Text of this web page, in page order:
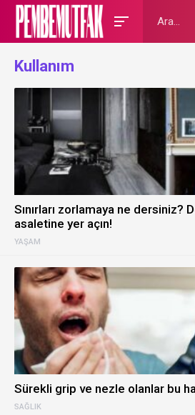
Kullanım
YAŞAM
Sınırları zorlamaya ne dersiniz?
asaletine yer açın!
SAĞLIK
Sürekli grip ve nezle olanlar bu